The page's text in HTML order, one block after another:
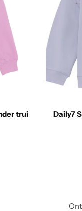
trui Daily7